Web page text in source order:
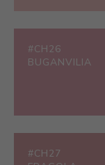
#CH26
BUGANVILIA
#CH27